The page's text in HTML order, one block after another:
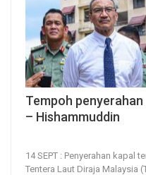
Tempoh
– Hishammuddin
14 SEPT : Penyerahan kapal
Tentera Laut Diraja Malaysia